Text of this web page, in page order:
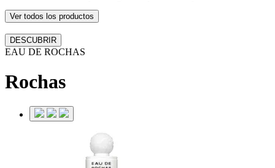
Ver todos los productos
DESCUBRIR
EAU DE ROCHAS
Rochas